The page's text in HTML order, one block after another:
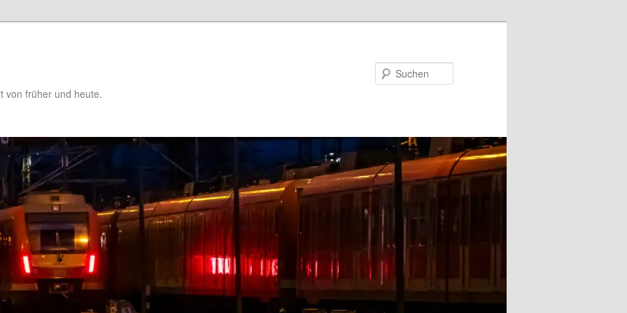
von früher und heute.